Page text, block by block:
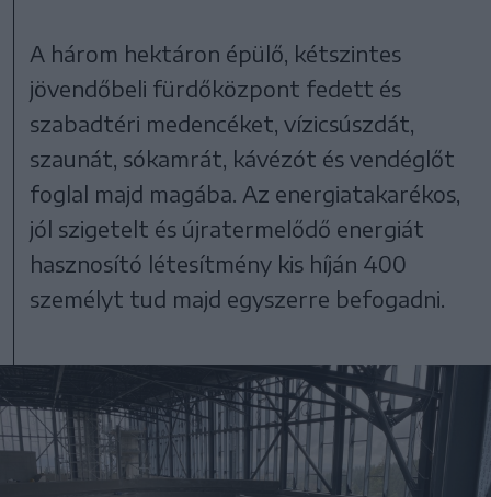
A három hektáron épülő, kétszintes
jövendőbeli fürdőközpont fedett és
szabadtéri medencéket, vízicsúszdát,
szaunát, sókamrát, kávézót és vendéglőt
foglal majd magába. Az energiatakarékos,
jól szigetelt és újratermelődő energiát
hasznosító létesítmény kis híján 400
személyt tud majd egyszerre befogadni.